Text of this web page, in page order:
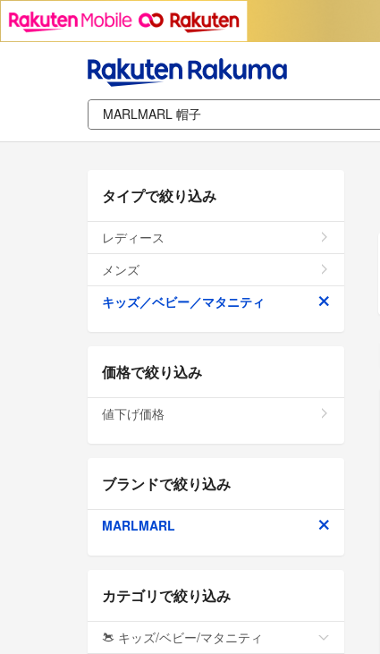
タイプで絞り込み
レディース
メンズ
キッズ／ベビー／マタニティ
価格で絞り込み
値下げ価格
ブランドで絞り込み
MARLMARL
カテゴリで絞り込み
キッズ/ベビー/マタニティ